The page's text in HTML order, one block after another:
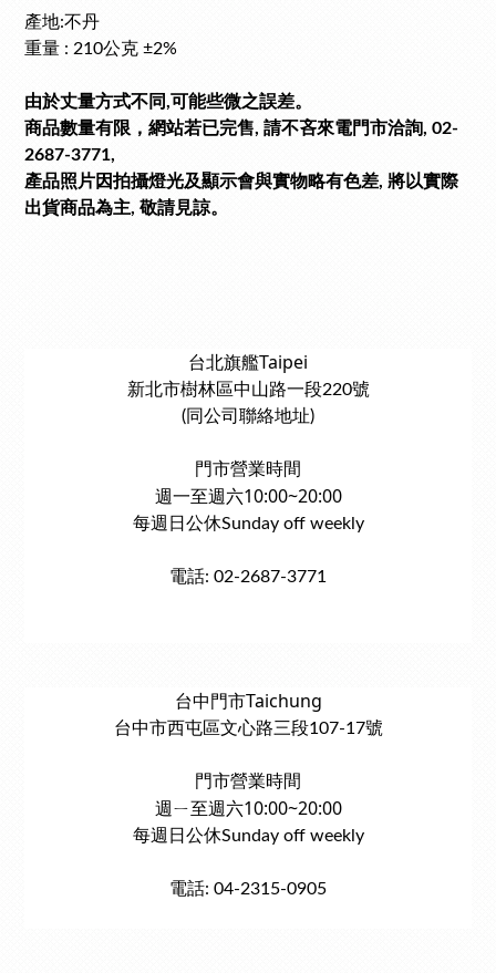
產地:不丹
重量 : 210公克 ±2%
由於丈量方式不同,可能些微之誤差。
商品數量有限，網站若已完售, 請不吝來電門市洽詢, 02-
2687-3771,
產品照片因拍攝燈光及顯示會與實物略有色差, 將以實際
出貨商品為主, 敬請見諒。
台北旗艦Taipei
新北市樹林區中山路一段220號
(同公司聯絡地址)
門市營業時間
週一至週六10:00~20:00
每週日公休Sunday off weekly
電話: 02-2687-3771
台中門市Taichung
台中市西屯區文心路三段107-17號
門市營業時間
週ㄧ至週六10:00~20:00
每週日公休Sunday off weekly
電話: 04-2315-0905